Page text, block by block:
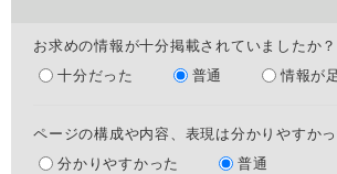
お求めの情報が十分掲載されていましたか？
十分だった
普通 情報が
ページの構成や内容、表現は分かりやすか
分かりやすかった
普通